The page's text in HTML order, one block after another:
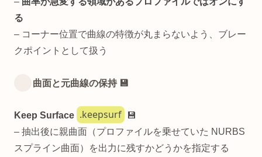
る
– コーナー位置で曲線の特徴が丸まらないよう、ブレー
クポイントとして扱う
曲面と元曲線の保持 💾
Keep Surface .keepsurf
💾
– 抽出後に親曲面（プロファイルを乗せていた NURBS
スプライン曲面）を出力に残すかどうかを指定する